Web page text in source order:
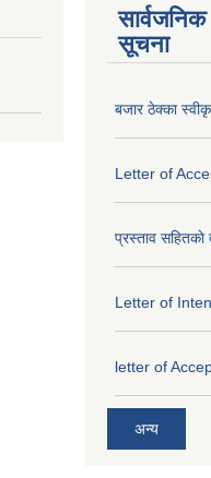
सूचना
बजार ठेक्का
Letter of
प्रस्ताव सहितकाे
Letter of
letter of
अन्य